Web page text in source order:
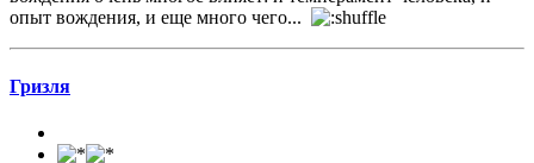
опыт вождения, и еще много чего...
Гризля